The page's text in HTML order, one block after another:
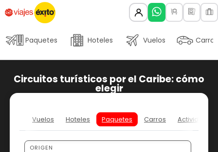
Paquetes Hoteles Vuelos Carros
Circuitos turísticos por el Caribe: cómo
elegir
Vuelos Hoteles Paquetes Carros Actividades
ORIGEN